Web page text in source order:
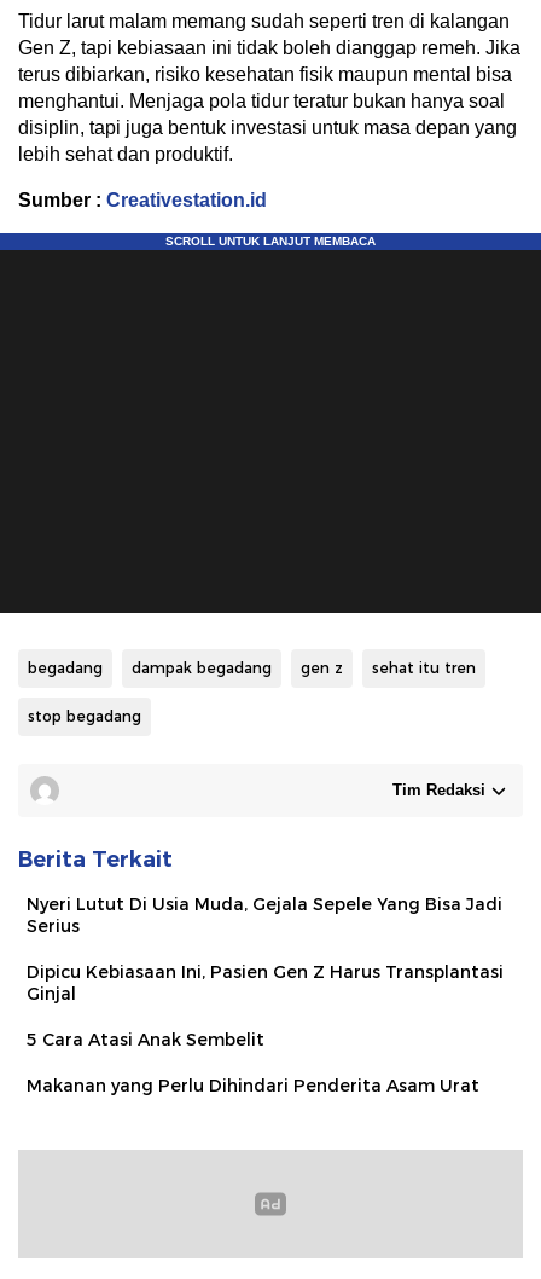
Tidur larut malam memang sudah seperti tren di kalangan
Gen Z, tapi kebiasaan ini tidak boleh dianggap remeh. Jika
terus dibiarkan, risiko kesehatan fisik maupun mental bisa
menghantui. Menjaga pola tidur teratur bukan hanya soal
disiplin, tapi juga bentuk investasi untuk masa depan yang
lebih sehat dan produktif.
Sumber : Creativestation.id
begadang dampak begadang gen z sehat itu tren
stop begadang
Tim Redaksi
Berita Terkait
Nyeri Lutut Di Usia Muda, Gejala Sepele Yang Bisa Jadi
Serius
Dipicu Kebiasaan Ini, Pasien Gen Z Harus Transplantasi
Ginjal
5 Cara Atasi Anak Sembelit
Makanan yang Perlu Dihindari Penderita Asam Urat